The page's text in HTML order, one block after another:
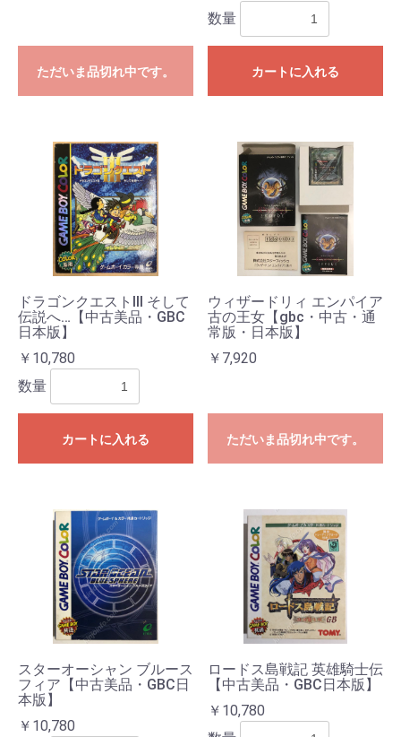
ただいま品切れ中です。
数量
カートに入れる
ドラゴンクエストIII そして
伝説へ…【中古美品・GBC
日本版】
￥10,780
数量
カートに入れる
ウィザードリィ エンパイア
古の王女【gbc・中古・通
常版・日本版】
￥7,920
ただいま品切れ中です。
スターオーシャン ブルース
フィア【中古美品・GBC日
本版】
￥10,780
ロードス島戦記 英雄騎士伝
【中古美品・GBC日本版】
￥10,780